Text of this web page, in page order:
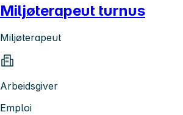
Miljøterapeut turnus
Miljøterapeut
Arbeidsgiver
Emploi